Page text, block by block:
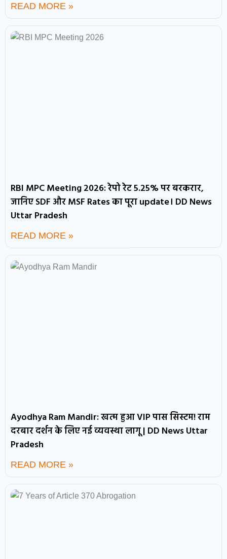
READ MORE »
RBI MPC Meeting 2026: रेपो रेट 5.25% पर बरकरार,
जानिए SDF और MSF Rates का पूरा update। DD News
Uttar Pradesh
READ MORE »
Ayodhya Ram Mandir: खत्म हुआ VIP पास सिस्टम! राम
दरबार दर्शन के लिए नई व्यवस्था लागू | DD News Uttar
Pradesh
READ MORE »